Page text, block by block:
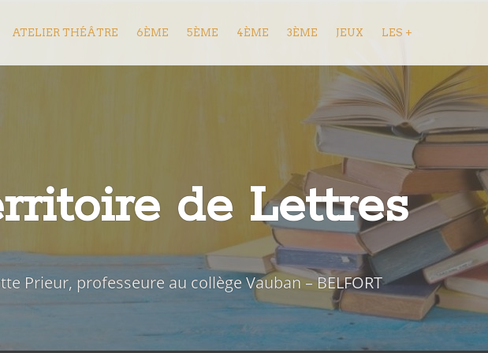
ATELIER THÉÂTRE 6ÈME 5ÈME 4ÈME 3ÈME JEUX LES +
de Lettres
Prieur, professeure au collège Vauban – BELFORT